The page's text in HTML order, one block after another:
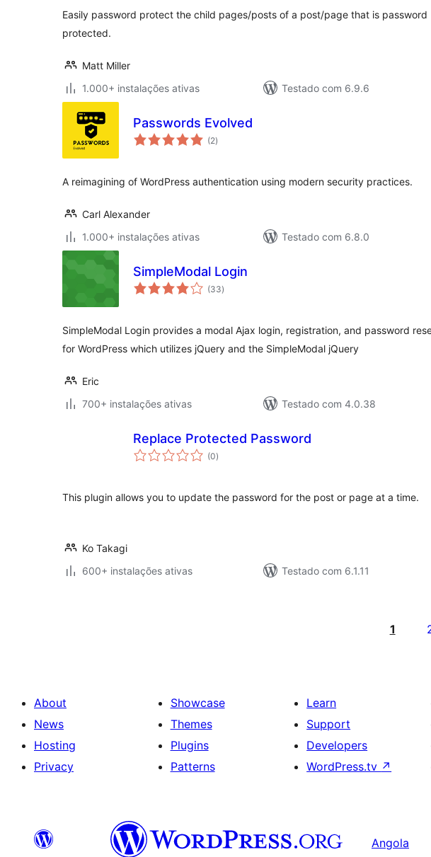
Easily password protect the child pages/posts of a post/page that is password
protected.
Matt Miller
1.000+ instalações ativas
Testado com 6.9.6
Passwords Evolved
(2avaliações
totais
)
A reimagining of WordPress authentication using modern security practices.
Carl Alexander
1.000+ instalações ativas
Testado com 6.8.0
SimpleModal Login
(33avaliações
totais
)
SimpleModal Login provides a modal Ajax login, registration, and password
for WordPress which utilizes jQuery and the SimpleModal jQuery
Eric
700+ instalações ativas
Testado com 4.0.38
Replace Protected Password
(0avaliações
totais
)
This plugin allows you to update the password for the post or page at a time.
Ko Takagi
600+ instalações ativas
Testado com 6.1.11
1
About
News
Hosting
Privacy
Showcase
Themes
Plugins
Patterns
Learn
Support
Developers
WordPress.tv ↗
Angola